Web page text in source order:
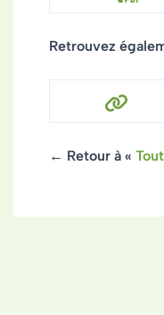
Retrouvez
← Retour à «